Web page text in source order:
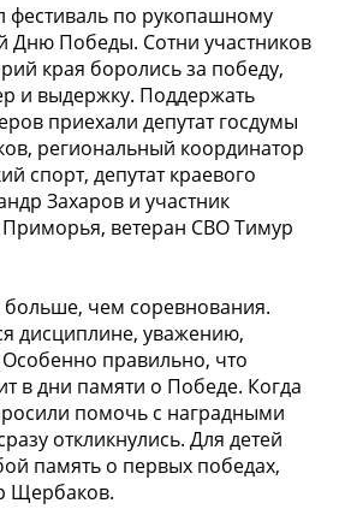
фестиваль по рукопашному
Победы. Сотни участников
края боролись за победу,
и выдержку. Поддержать
приехали депутат госдумы
региональный координатор
спорт, депутат краевого
Захаров и участник
ветеран СВО Тимур
больше, чем соревнования.
дисциплине, уважению,
правильно, что
в дни памяти о Победе. Когда
помочь с наградными
откликнулись. Для детей
память о первых победах,
Щербаков.